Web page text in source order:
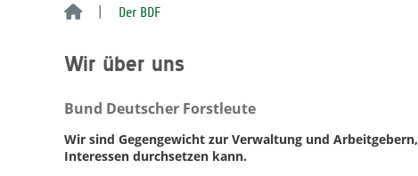
Der BDF
Wir über uns
Bund Deutscher Forstleute
Wir sind Gegengewicht zur Verwaltung und
Interessen durchsetzen kann.